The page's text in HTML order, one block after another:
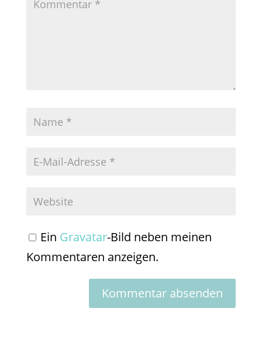
Ein Gravatar-Bild neben meinen
Kommentaren anzeigen.